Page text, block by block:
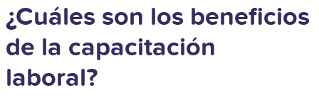
¿Cuáles son los beneficios
de la capacitación
laboral?